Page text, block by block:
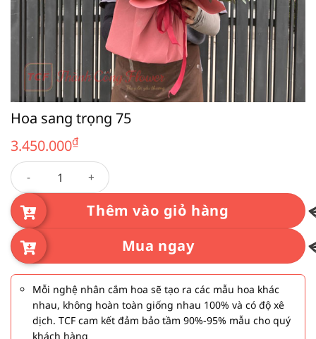
Hoa sang trọng 75
3.450.000₫
Hoa sang trọng 75 số lượng
Thêm vào giỏ hàng
Mua ngay
Mỗi nghệ nhân cắm hoa sẽ tạo ra các mẫu hoa khác
nhau, không hoàn toàn giống nhau 100% và có độ xê
dịch. TCF cam kết đảm bảo tầm 90%-95% mẫu cho quý
khách hàng